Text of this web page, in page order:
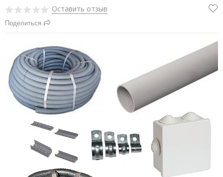
Оставить отзыв
Поделиться